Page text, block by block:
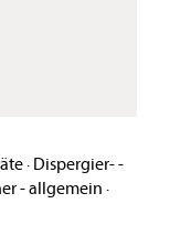
· Dispergier- -
- allgemein ·